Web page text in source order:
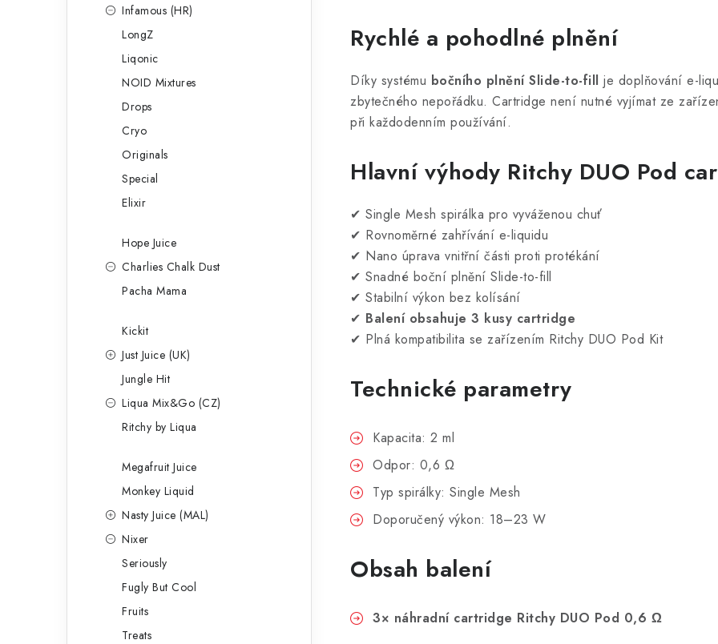
Infamous (HR)
LongZ
Liqonic
NOID Mixtures
Drops
Cryo
Originals
Special
Elixir
Hope Juice
Charlies Chalk Dust
Pacha Mama
Kickit
Just Juice (UK)
Jungle Hit
Liqua Mix&Go (CZ)
Ritchy by Liqua
Megafruit Juice
Monkey Liquid
Nasty Juice (MAL)
Nixer
Seriously
Fugly But Cool
Fruits
Treats
Rychlé a pohodlné plnění
Díky systému bočního plnění Slide-to-fill je doplňování e-
zbytečného nepořádku. Cartridge není nutné vyjímat ze
při každodenním používání.
Hlavní výhody Ritchy DUO Pod
✔ Single Mesh spirálka pro vyváženou chuť
✔ Rovnoměrné zahřívání e-liquidu
✔ Nano úprava vnitřní části proti protékání
✔ Snadné boční plnění Slide-to-fill
✔ Stabilní výkon bez kolísání
✔ Balení obsahuje 3 kusy cartridge
✔ Plná kompatibilita se zařízením Ritchy DUO Pod Kit
Technické parametry
Kapacita: 2 ml
Odpor: 0,6 Ω
Typ spirálky: Single Mesh
Doporučený výkon: 18–23 W
Obsah balení
3× náhradní cartridge Ritchy DUO Pod 0,6 Ω